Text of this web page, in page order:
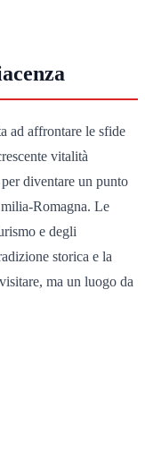
ad affrontare le sfide
vitalità
diventare un punto
Romagna. Le
e degli
storica e la
ma un luogo da